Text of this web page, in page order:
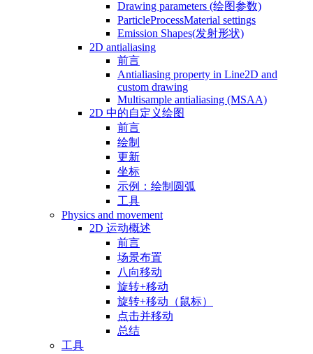
Drawing parameters (绘图参数)
ParticleProcessMaterial settings
Emission Shapes(发射形状)
2D antialiasing
前言
Antialiasing property in Line2D and
custom drawing
Multisample antialiasing (MSAA)
2D 中的自定义绘图
前言
绘制
更新
坐标
示例：绘制圆弧
工具
Physics and movement
2D 运动概述
前言
场景布置
八向移动
旋转+移动
旋转+移动（鼠标）
点击并移动
总结
工具